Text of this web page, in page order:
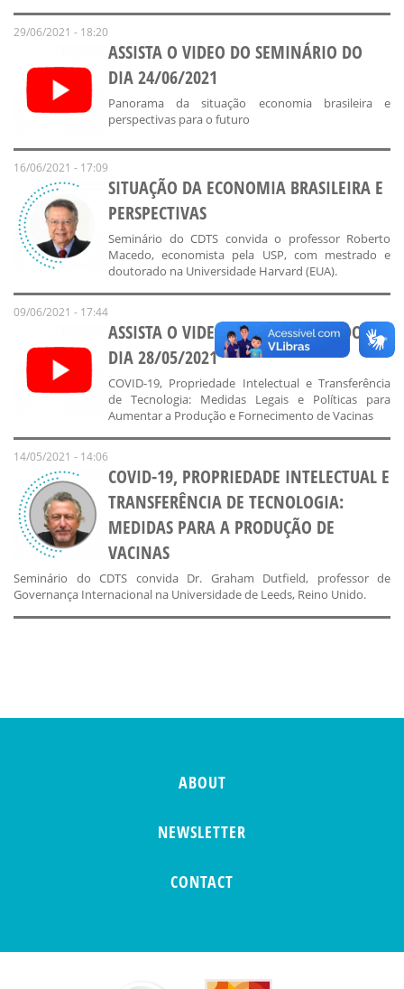
29/06/2021 - 18:20
ASSISTA O VIDEO DO SEMINÁRIO DO
DIA 24/06/2021
Panorama da situação economia brasileira e
perspectivas para o futuro
16/06/2021 - 17:09
SITUAÇÃO DA ECONOMIA BRASILEIRA E
PERSPECTIVAS
Seminário do CDTS convida o professor Roberto
Macedo, economista pela USP, com mestrado e
doutorado na Universidade Harvard (EUA).
09/06/2021 - 17:44
ASSISTA O VIDEO DO SEMINÁRIO DO
DIA 28/05/2021
COVID-19, Propriedade Intelectual e Transferência
de Tecnologia: Medidas Legais e Políticas para
Aumentar a Produção e Fornecimento de Vacinas
14/05/2021 - 14:06
COVID-19, PROPRIEDADE INTELECTUAL E
TRANSFERÊNCIA DE TECNOLOGIA:
MEDIDAS PARA A PRODUÇÃO DE
VACINAS
Seminário do CDTS convida Dr. Graham Dutfield, professor de
Governança Internacional na Universidade de Leeds, Reino Unido.
ABOUT
NEWSLETTER
CONTACT